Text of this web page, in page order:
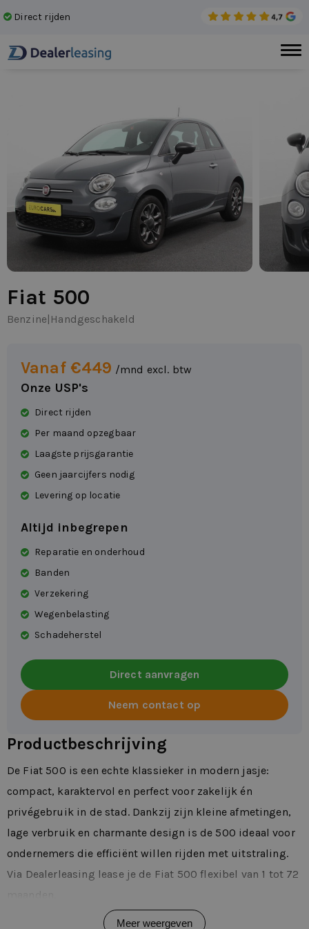
Direct rijden
Fiat 500
Benzine Handgeschakeld
Vanaf €449 /mnd excl. btw
Onze USP's
Direct rijden
Per maand opzegbaar
Laagste prijsgarantie
Geen jaarcijfers nodig
Levering op locatie
Altijd inbegrepen
Reparatie en onderhoud
Banden
Verzekering
Wegenbelasting
Schadeherstel
Direct aanvragen
Neem contact op
Productbeschrijving
De Fiat 500 is een echte klassieker in modern jasje:
compact, karaktervol en perfect voor zakelijk én
privégebruik in de stad. Dankzij zijn kleine afmetingen,
lage verbruik en charmante design is de 500 ideaal voor
ondernemers die efficiënt willen rijden met uitstraling.
Via Dealerleasing lease je de Fiat 500 flexibel van 1 tot 72
Belangrijkste kenmerken
Meer weergeven